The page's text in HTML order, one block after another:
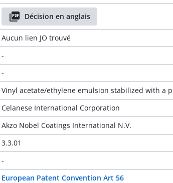
Décision en anglais
Aucun lien JO trouvé
-
-
Vinyl acetate/ethylene emulsion stabilized with a
Celanese International Corporation
Akzo Nobel Coatings International N.V.
3.3.01
-
European Patent Convention Art 56